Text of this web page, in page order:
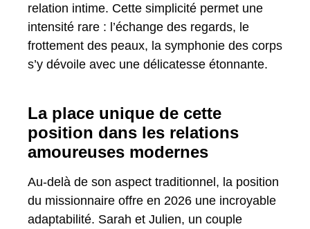
relation intime. Cette simplicité permet une
intensité rare : l’échange des regards, le
frottement des peaux, la symphonie des corps
s’y dévoile avec une délicatesse étonnante.
La place unique de cette
position dans les relations
amoureuses modernes
Au-delà de son aspect traditionnel, la position
du missionnaire offre en 2026 une incroyable
adaptabilité. Sarah et Julien, un couple